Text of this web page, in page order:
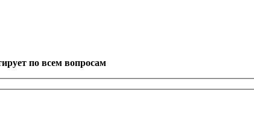
по всем вопросам